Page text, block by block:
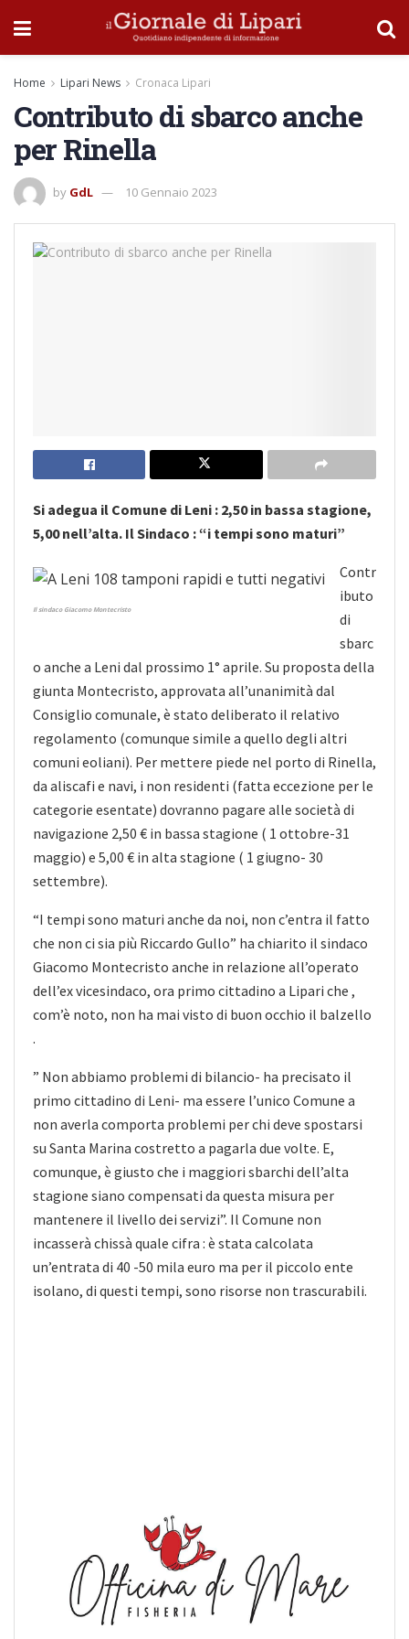
Home Lipari News Cronaca Lipari
Contributo di sbarco anche
per Rinella
by GdL 10 Gennaio 2023
Si adegua il Comune di Leni : 2,50 in bassa stagione,
5,00 nell’alta. Il Sindaco : “i tempi sono maturi”
Il sindaco Giacomo Montecristo
Contr
ibuto
di
sbarc
o anche a Leni dal prossimo 1° aprile. Su proposta della
giunta Montecristo, approvata all’unanimità dal
Consiglio comunale, è stato deliberato il relativo
regolamento (comunque simile a quello degli altri
comuni eoliani). Per mettere piede nel porto di Rinella,
da aliscafi e navi, i non residenti (fatta eccezione per le
categorie esentate) dovranno pagare alle società di
navigazione 2,50 € in bassa stagione ( 1 ottobre-31
maggio) e 5,00 € in alta stagione ( 1 giugno- 30
settembre).
“I tempi sono maturi anche da noi, non c’entra il fatto
che non ci sia più Riccardo Gullo” ha chiarito il sindaco
Giacomo Montecristo anche in relazione all’operato
dell’ex vicesindaco, ora primo cittadino a Lipari che ,
com’è noto, non ha mai visto di buon occhio il balzello
.
” Non abbiamo problemi di bilancio- ha precisato il
primo cittadino di Leni- ma essere l’unico Comune a
non averla comporta problemi per chi deve spostarsi
su Santa Marina costretto a pagarla due volte. E,
comunque, è giusto che i maggiori sbarchi dell’alta
stagione siano compensati da questa misura per
mantenere il livello dei servizi”. Il Comune non
incasserà chissà quale cifra : è stata calcolata
un’entrata di 40 -50 mila euro ma per il piccolo ente
isolano, di questi tempi, sono risorse non trascurabili.